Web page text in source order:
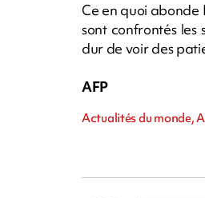
Ce en quoi abonde
sont confrontés les
dur de voir des
AFP
Actualités du monde,